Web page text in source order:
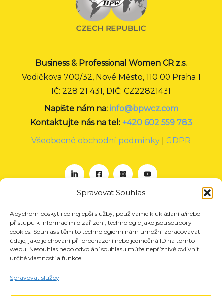
Spravovat Souhlas
Abychom poskytli co nejlepší služby, používáme k ukládání a/nebo
přístupu k informacím o zařízení, technologie jako jsou soubory
cookies. Souhlas s těmito technologiemi nám umožní zpracovávat
údaje, jako je chování při procházení nebo jedinečná ID na tomto
webu. Nesouhlas nebo odvolání souhlasu může nepříznivě ovlivnit
určité vlastnosti a funkce.
Spravovat služby
Business & Professional Women CR z.s.
Vodičkova 700/32, Nové Město, 110 00 Praha 1
IČ: 228 21 431, DIČ: CZ22821431
Napište nám na: info@bpwcz.com
Kontaktujte nás na tel: +420 602 559 783
Všeobecné obchodní podmínky
GDPR
O nás
Projekty
Členství